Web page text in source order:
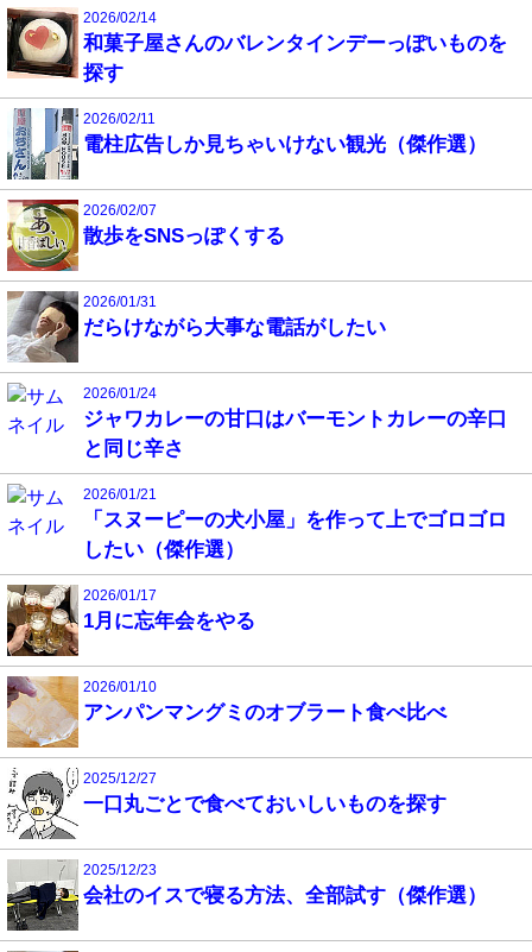
2026/02/14
和菓子屋さんのバレンタインデーっぽいものを
探す
2026/02/11
電柱広告しか見ちゃいけない観光（傑作選）
2026/02/07
散歩をSNSっぽくする
2026/01/31
だらけながら大事な電話がしたい
2026/01/24
ジャワカレーの甘口はバーモントカレーの辛口
と同じ辛さ
2026/01/21
「スヌーピーの犬小屋」を作って上でゴロゴロ
したい（傑作選）
2026/01/17
1月に忘年会をやる
2026/01/10
アンパンマングミのオブラート食べ比べ
2025/12/27
一口丸ごとで食べておいしいものを探す
2025/12/23
会社のイスで寝る方法、全部試す（傑作選）